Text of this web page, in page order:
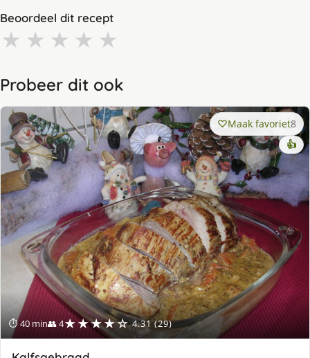
Beoordeel dit recept
★ ★ ★ ★ ★
Probeer dit ook
⏱ 40 min👥 4★★★★☆ 4.31 (29)
Maak favoriet8
👍